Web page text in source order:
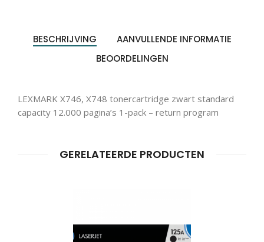
BESCHRIJVING
AANVULLENDE INFORMATIE
BEOORDELINGEN
LEXMARK X746, X748 tonercartridge zwart standard
capacity 12.000 pagina’s 1-pack – return program
GERELATEERDE PRODUCTEN